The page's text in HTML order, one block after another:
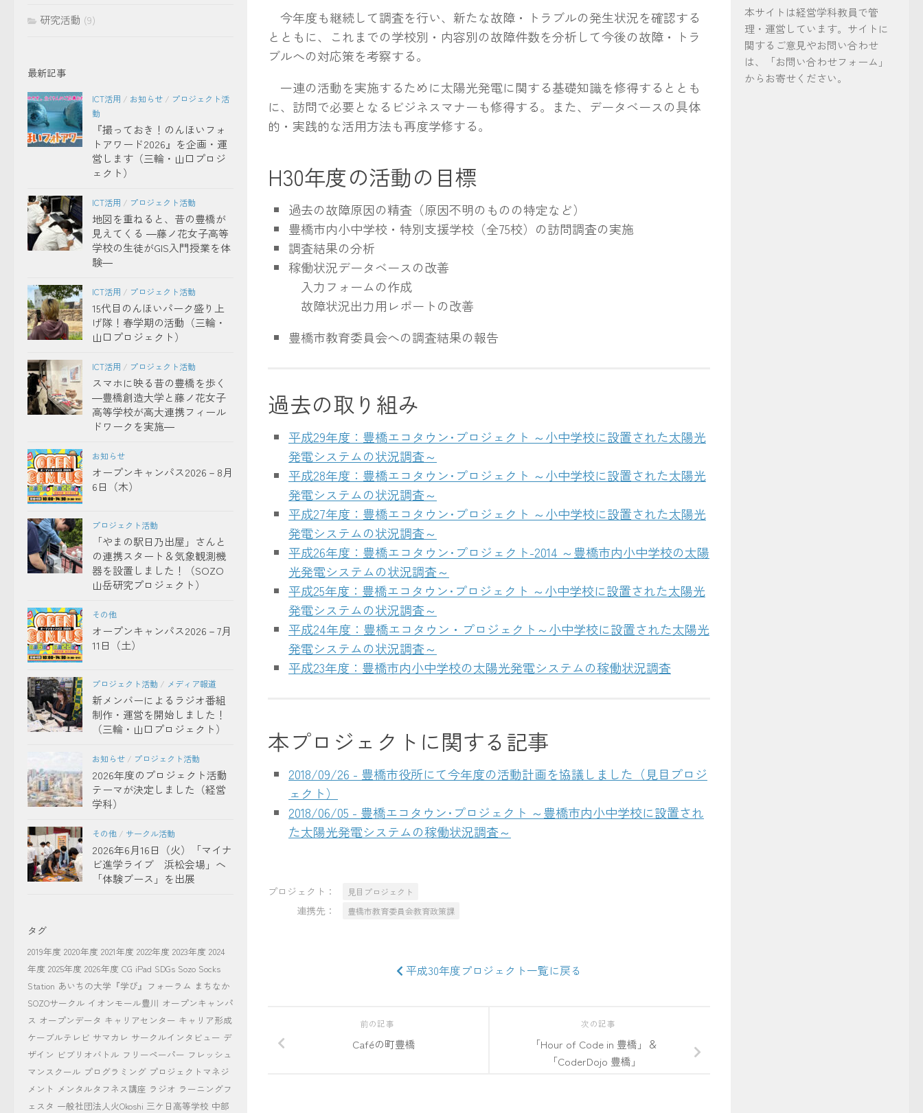
今年度も継続して調査を行い、新たな故障・トラブルの発生状況を確認する
とともに、これまでの学校別・内容別の故障件数を分析して今後の故障・トラ
ブルへの対応策を考察する。
一連の活動を実施するために太陽光発電に関する基礎知識を修得するととも
に、訪問で必要となるビジネスマナーも修得する。また、データベースの具体
的・実践的な活用方法も再度学修する。
H30年度の活動の目標
過去の故障原因の精査（原因不明のものの特定など）
豊橋市内小中学校・特別支援学校（全75校）の訪問調査の実施
調査結果の分析
稼働状況データベースの改善
入力フォームの作成
故障状況出力用レポートの改善
豊橋市教育委員会への調査結果の報告
過去の取り組み
平成29年度：豊橋エコタウン･プロジェクト ～小中学校に設置された太陽光
発電システムの状況調査～
平成28年度：豊橋エコタウン･プロジェクト ～小中学校に設置された太陽光
発電システムの状況調査～
平成27年度：豊橋エコタウン･プロジェクト ～小中学校に設置された太陽光
発電システムの状況調査～
平成26年度：豊橋エコタウン･プロジェクト-2014 ～豊橋市内小中学校の太陽
光発電システムの状況調査～
平成25年度：豊橋エコタウン･プロジェクト ～小中学校に設置された太陽光
発電システムの状況調査～
平成24年度：豊橋エコタウン・プロジェクト～小中学校に設置された太陽光
発電システムの状況調査～
平成23年度：豊橋市内小中学校の太陽光発電システムの稼働状況調査
本プロジェクトに関する記事
2018/09/26 - 豊橋市役所にて今年度の活動計画を協議しました（見目プロジ
ェクト）
2018/06/05 - 豊橋エコタウン･プロジェクト ～豊橋市内小中学校に設置され
た太陽光発電システムの稼働状況調査～
プロジェクト： 見目プロジェクト
連携先： 豊橋市教育委員会教育政策課
平成30年度プロジェクト一覧に戻る
次の記事
「Hour of Code in 豊橋」＆
「CoderDojo 豊橋」
前の記事
Caféの町豊橋
研究活動 (9)
最新記事
ICT活用 / お知らせ / プロジェクト活
動
『撮っておき！のんほいフォ
トアワード2026』を企画・運
営します（三輪・山口プロジ
ェクト）
ICT活用 / プロジェクト活動
地図を重ねると、昔の豊橋が
見えてくる ―藤ノ花女子高等
学校の生徒がGIS入門授業を体
験―
ICT活用 / プロジェクト活動
15代目のんほいパーク盛り上
げ隊！春学期の活動（三輪・
山口プロジェクト）
ICT活用 / プロジェクト活動
スマホに映る昔の豊橋を歩く
―豊橋創造大学と藤ノ花女子
高等学校が高大連携フィール
ドワークを実施―
お知らせ
オープンキャンパス2026－8月
6日（木）
プロジェクト活動
「やまの駅日乃出屋」さんと
の連携スタート＆気象観測機
器を設置しました！（SOZO
山岳研究プロジェクト）
その他
オープンキャンパス2026－7月
11日（土）
プロジェクト活動 / メディア報道
新メンバーによるラジオ番組
制作・運営を開始しました！
（三輪・山口プロジェクト）
お知らせ / プロジェクト活動
2026年度のプロジェクト活動
テーマが決定しました（経営
学科）
その他 / サークル活動
2026年6月16日（火）「マイナ
ビ進学ライブ 浜松会場」へ
「体験ブース」を出展
タグ
2019年度 2020年度 2021年度 2022年度 2023年度 2024
年度 2025年度 2026年度 CG iPad SDGs Sozo Socks
Station あいちの大学『学び』フォーラム まちなか
SOZOサークル イオンモール豊川 オープンキャンパ
ス オープンデータ キャリアセンター キャリア形成
ケーブルテレビ サマカレ サークルインタビュー デ
ザイン ビブリオバトル フリーペーパー フレッシュ
マンスクール プログラミング プロジェクトマネジ
メント メンタルタフネス講座 ラジオ ラーニングフ
ェスタ 一般社団法人火Okoshi 三ケ日高等学校 中部
本サイトは経営学科教員で管
理・運営しています。サイトに
関するご意見やお問い合わせ
は、「お問い合わせフォーム」
からお寄せください。